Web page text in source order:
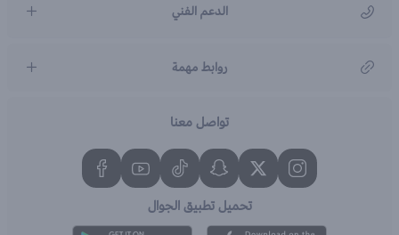
الدعم الفني
روابط مهمة
تواصل معنا
تحميل تطبيق الجوال